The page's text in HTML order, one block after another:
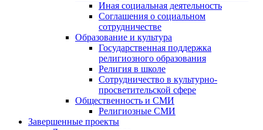
Иная социальная деятельность
Соглашения о социальном
сотрудничестве
Образование и культура
Государственная поддержка
религиозного образования
Религия в школе
Сотрудничество в культурно-
просветительской сфере
Общественность и СМИ
Религиозные СМИ
Завершенные проекты